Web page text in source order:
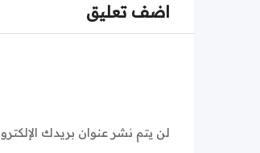
اضف تعليق
لن يتم نشر عنوان بريدك